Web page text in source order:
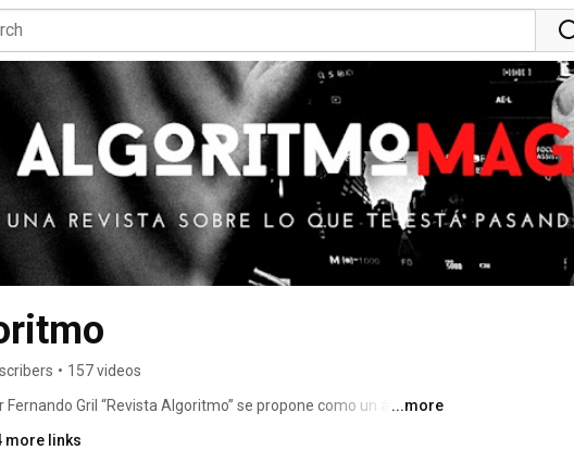
• 157 videos
Gril “Revista Algoritmo” se propone como un ámbito
...more
more links